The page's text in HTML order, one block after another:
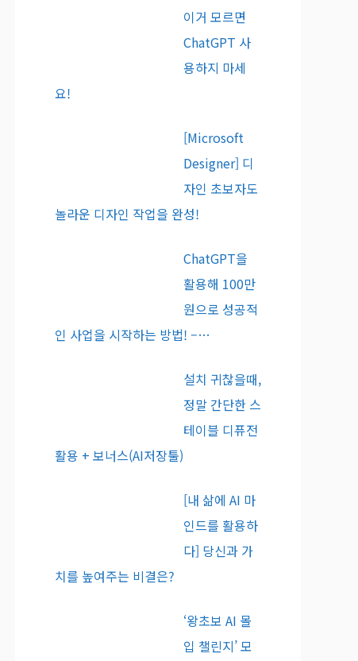
이거 모르면
ChatGPT 사
용하지 마세
요!
[Microsoft
Designer] 디
자인 초보자도
놀라운 디자인 작업을 완성!
ChatGPT을
활용해 100만
원으로 성공적
인 사업을 시작하는 방법! –…
설치 귀찮을때,
정말 간단한 스
테이블 디퓨전
활용 + 보너스(AI저장툴)
[내 삶에 AI 마
인드를 활용하
다] 당신과 가
치를 높여주는 비결은?
‘왕초보 AI 몰
입 챌린지’ 모